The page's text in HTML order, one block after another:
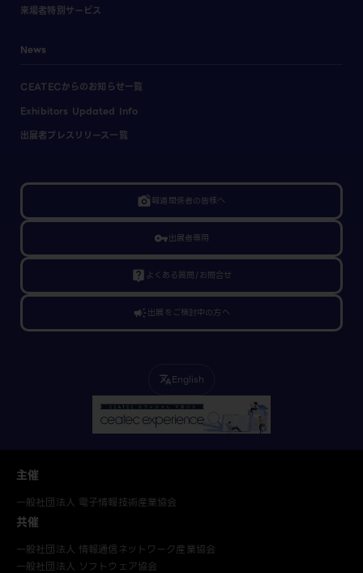
来場者特別サービス
News
CEATECからのお知らせ一覧
Exhibitors Updated Info
出展者プレスリリース一覧
linked_camera報道関係者の皆様へ
vpn_key出展者専用
live_help よくある質問/お問合せ
campaign出展をご検討中の方へ
translateEnglish
主催
一般社団法人 電子情報技術産業協会
共催
一般社団法人 情報通信ネットワーク産業協会
一般社団法人 ソフトウェア協会